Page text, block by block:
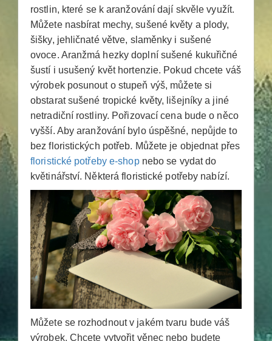
rostlin, které se k aranžování dají skvěle využít.
Můžete nasbírat mechy, sušené květy a plody,
šišky, jehličnaté větve, slaměnky i sušené
ovoce. Aranžmá hezky doplní sušené kukuřičné
šustí i usušený květ hortenzie. Pokud chcete váš
výrobek posunout o stupeň výš, můžete si
obstarat sušené tropické květy, lišejníky a jiné
netradiční rostliny. Pořizovací cena bude o něco
vyšší. Aby aranžování bylo úspěšné, nepůjde to
bez floristických potřeb. Můžete je objednat přes
floristické potřeby e-shopnebo se vydat do
květinářství. Některá floristické potřeby nabízí.
Můžete se rozhodnout v jakém tvaru bude váš
výrobek. Chcete vytvořit věnec nebo budete